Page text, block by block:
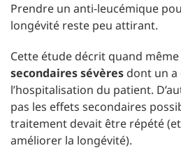
Prendre un anti-leucémique
longévité reste peu attirant.
Cette étude décrit quand
secondaires sévères dont un
l’hospitalisation du patient.
pas les effets secondaires
traitement devait être répété
améliorer la longévité).